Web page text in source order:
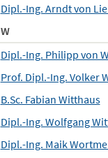
Dipl.-Ing. Arndt von
W
Dipl.-Ing. Philipp von
Prof. Dipl.-Ing. Volker
B.Sc. Fabian Witthaus
Dipl.-Ing. Wolfgang
Dipl.-Ing. Maik